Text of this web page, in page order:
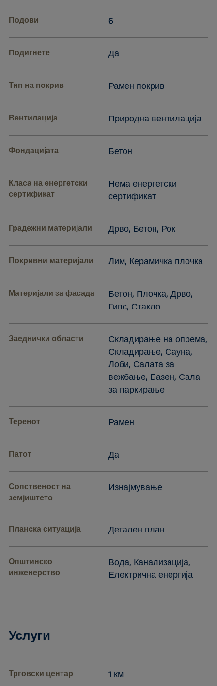
Подови 6
Подигнете Да
Тип на покрив Рамен покрив
Вентилација Природна вентилација
Фондацијата Бетон
Класа на енергетски
сертификат
Нема енергетски
сертификат
Градежни материјали Дрво, Бетон, Рок
Покривни материјали Лим, Керамичка плочка
Материјали за фасада
Бетон, Плочка, Дрво,
Гипс, Стакло
Заеднички области
Складирање на опрема,
Складирање, Сауна,
Лоби, Салата за
вежбање, Базен, Сала
за паркирање
Теренот Рамен
Патот Да
Сопственост на
земјиштето
Изнајмување
Планска ситуација Детален план
Општинско
инженерство
Вода, Канализација,
Електрична енергија
Услуги
Трговски центар 1 км